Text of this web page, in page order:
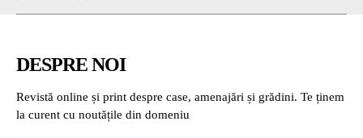
DESPRE NOI
Revistă online și print despre case, amenajări și grădini. Te ținem
la curent cu noutățile din domeniu